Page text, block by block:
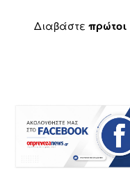
Διαβάστε πρώτοι